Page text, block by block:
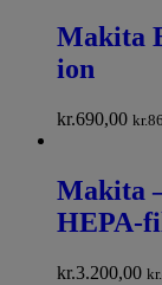
Makita
ion
kr.690,00 kr.
Makita
HEPA-
kr.3.200,00 kr.